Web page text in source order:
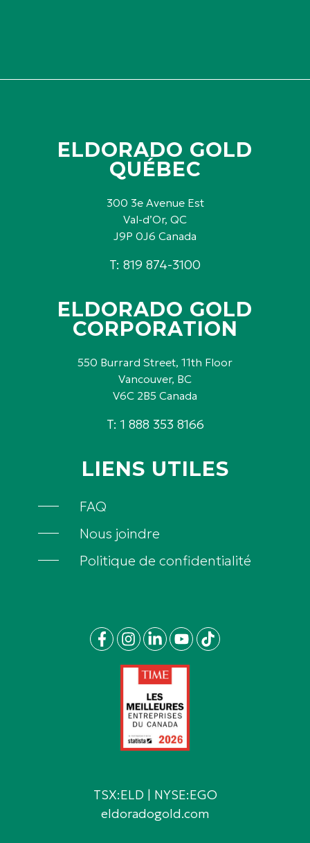
ELDORADO GOLD
QUÉBEC
300 3e Avenue Est
Val-d’Or, QC
J9P 0J6 Canada
T: 819 874-3100
ELDORADO GOLD
CORPORATION
550 Burrard Street, 11th Floor
Vancouver, BC
V6C 2B5 Canada
T: 1 888 353 8166
LIENS UTILES
FAQ
Nous joindre
Politique de confidentialité
TSX:ELD | NYSE:EGO
eldoradogold.com